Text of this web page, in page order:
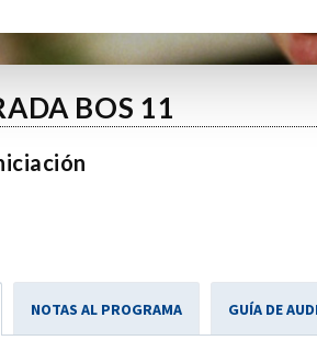
BOS 11
NOTAS AL PROGRAMA GUÍA DE